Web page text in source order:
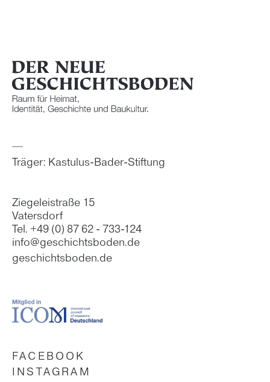
Träger: Kastulus-Bader-Stiftung
Ziegeleistraße 15
Vatersdorf
Tel. +49 (0) 87 62 - 733-124
info@geschichtsboden.de
geschichtsboden.de
FACEBOOK
INSTAGRAM